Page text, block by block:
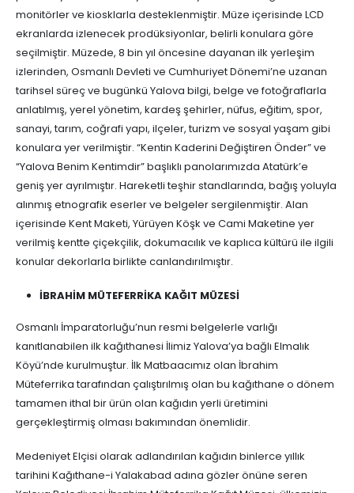
monitörler ve kiosklarla desteklenmiştir. Müze içerisinde LCD
ekranlarda izlenecek prodüksiyonlar, belirli konulara göre
seçilmiştir. Müzede, 8 bin yıl öncesine dayanan ilk yerleşim
izlerinden, Osmanlı Devleti ve Cumhuriyet Dönemi’ne uzanan
tarihsel süreç ve bugünkü Yalova bilgi, belge ve fotoğraflarla
anlatılmış, yerel yönetim, kardeş şehirler, nüfus, eğitim, spor,
sanayi, tarım, coğrafi yapı, ilçeler, turizm ve sosyal yaşam gibi
konulara yer verilmiştir. “Kentin Kaderini Değiştiren Önder” ve
“Yalova Benim Kentimdir” başlıklı panolarımızda Atatürk’e
geniş yer ayrılmıştır. Hareketli teşhir standlarında, bağış yoluyla
alınmış etnografik eserler ve belgeler sergilenmiştir. Alan
içerisinde Kent Maketi, Yürüyen Köşk ve Cami Maketine yer
verilmiş kentte çiçekçilik, dokumacılık ve kaplıca kültürü ile ilgili
konular dekorlarla birlikte canlandırılmıştır.
İBRAHİM MÜTEFERRİKA KAĞIT MÜZESİ
Osmanlı İmparatorluğu’nun resmi belgelerle varlığı
kanıtlanabilen ilk kağıthanesi İlimiz Yalova’ya bağlı Elmalık
Köyü’nde kurulmuştur. İlk Matbaacımız olan İbrahim
Müteferrika tarafından çalıştırılmış olan bu kağıthane o dönem
tamamen ithal bir ürün olan kağıdın yerli üretimini
gerçekleştirmiş olması bakımından önemlidir.
Medeniyet Elçisi olarak adlandırılan kağıdın binlerce yıllık
tarihini Kağıthane-i Yalakabad adına gözler önüne seren